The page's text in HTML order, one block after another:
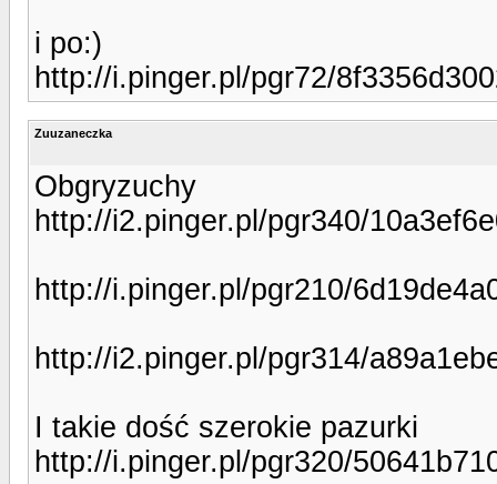
i po:)
http://i.pinger.pl/pgr72/
Zuuzaneczka
Obgryzuchy
http://i2.pinger.pl/pgr340/
http://i.pinger.pl/pgr210/
http://i2.pinger.pl/pgr314/
I takie dość szerokie pazurki
http://i.pinger.pl/pgr320/